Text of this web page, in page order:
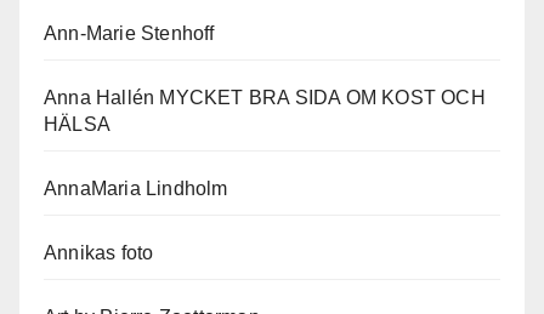
Ann-Marie Stenhoff
Anna Hallén MYCKET BRA SIDA OM KOST OCH
HÄLSA
AnnaMaria Lindholm
Annikas foto